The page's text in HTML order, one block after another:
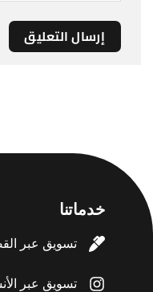
خدماتنا
تسويق عبر
تسويق عبر